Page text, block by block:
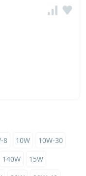
8 10W
10W-30
140W
15W